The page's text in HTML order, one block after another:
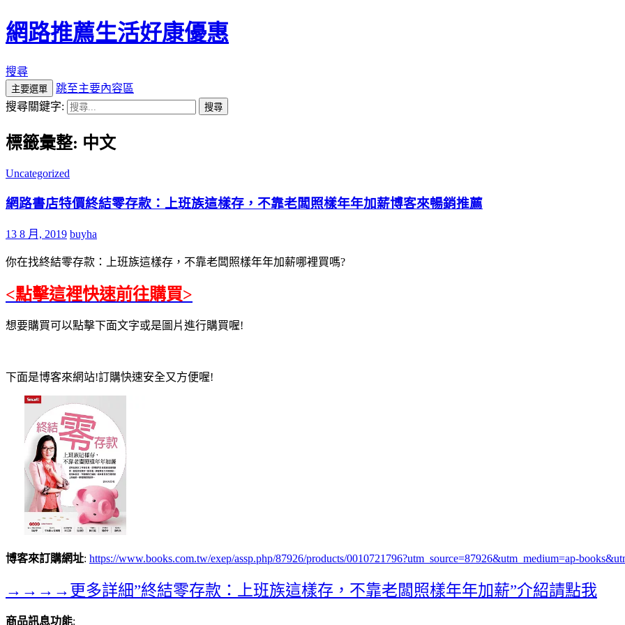
網路推薦生活好康優惠
搜尋
主要選單
跳至主要內容區
搜尋關鍵字:
標籤彙整: 中文
Uncategorized
網路書店特價終結零存款：上班族這樣存，不靠老闆照樣年年加薪博客來暢銷推薦
13 8 月, 2019 buyha
你在找終結零存款：上班族這樣存，不靠老闆照樣年年加薪哪裡買嗎?
<點擊這裡快速前往購買>
想要購買可以點擊下面文字或是圖片進行購買喔!
下面是博客來網站!訂購快速安全又方便喔!
博客來訂購網址: https://www.books.com.tw/exep/assp.php/87926/products/0010721796?utm_source=87926&utm_medium=ap-
→→→→更多詳細”終結零存款：上班族這樣存，不靠老闆照樣年年加薪”介紹請點我
商品訊息功能: